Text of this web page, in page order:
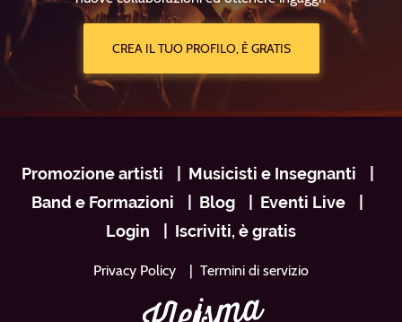
CREA IL TUO PROFILO, È GRATIS
Navigazione
footer
Promozione artisti
Musicisti e Insegnanti
Band e Formazioni
Blog
Eventi Live
Login
Iscriviti, è gratis
Privacy Policy Termini di servizio